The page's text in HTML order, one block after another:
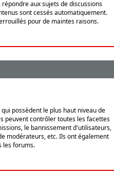
aux sujets de discussions
sont cessés automatiquement.
pour de maintes raisons.
possèdent le plus haut niveau de
peuvent contrôler toutes les facettes
le bannissement d'utilisateurs,
modérateurs, etc. Ils ont également
les forums.